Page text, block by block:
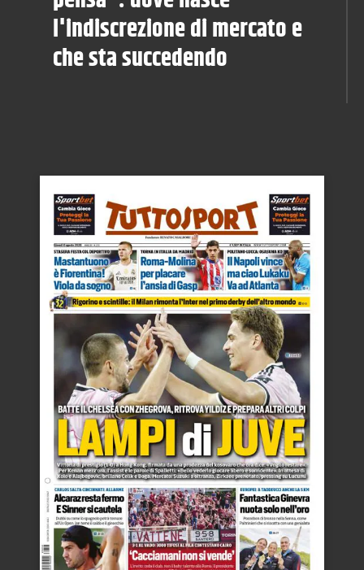
l'indiscrezione di mercato e
che sta succedendo